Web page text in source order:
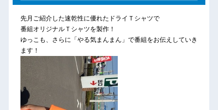
先月ご紹介した速乾性に優れたドライＴシャツで
番組オリジナルＴシャツを製作！
ゆっこも、さらに「やる気まんまん」で番組をお伝えしていき
ます！